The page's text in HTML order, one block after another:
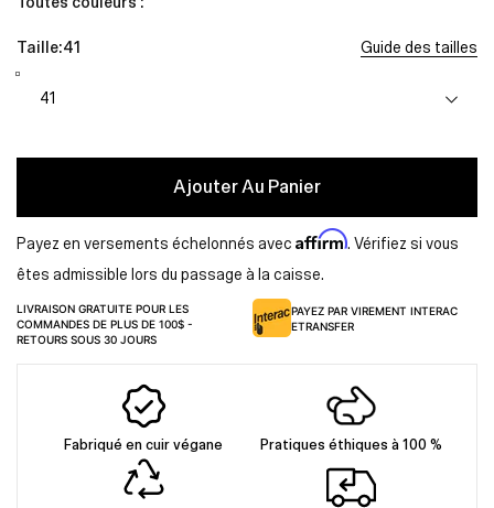
Taille:41 Guide des tailles
Ajouter Au Panier
Payez en versements échelonnés avec Affirm. Vérifiez si vous
êtes admissible lors du passage à la caisse.
LIVRAISON GRATUITE POUR LES
COMMANDES DE PLUS DE 100$ -
RETOURS SOUS 30 JOURS
PAYEZ PAR VIREMENT INTERAC
ETRANSFER
Fabriqué en cuir végane Pratiques éthiques à 100 %